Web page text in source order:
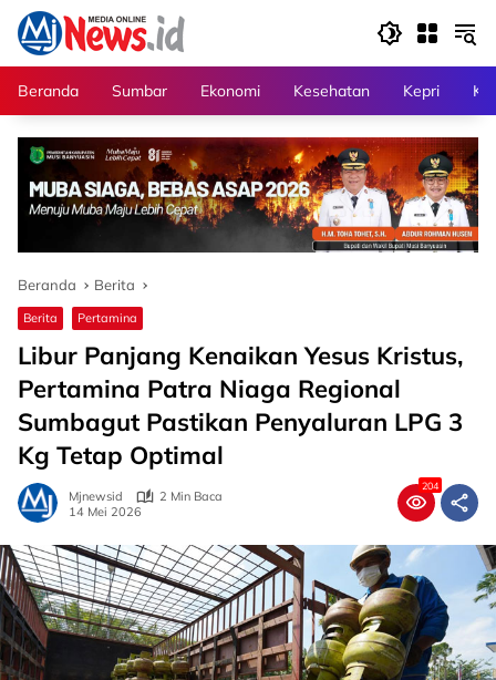
Langsung
konten
Beranda
Sumbar Ekonomi Kesehatan Kepri
Beranda Berita
Berita Pertamina
Libur Panjang Kenaikan Yesus Kristus,
Pertamina Patra Niaga Regional
Sumbagut Pastikan Penyaluran LPG 3
Kg Tetap Optimal
Mjnewsid
2 Min Baca
14 Mei 2026
204